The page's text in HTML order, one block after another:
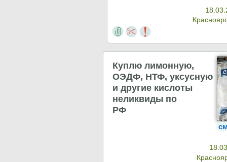
Куплю лимонную,
ОЭДФ, НТФ, уксусную
и другие кислоты
неликвиды по
РФ